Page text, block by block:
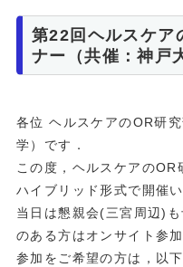
第22回ヘルスケ
ナー（共催：神戸
各位 ヘルスケアのOR研
学）です．
この度，ヘルスケアの
ハイブリッド形式で開催い
当日は懇親会(三宮周辺)
のある方はオンサイト参
参加をご希望の方は，以